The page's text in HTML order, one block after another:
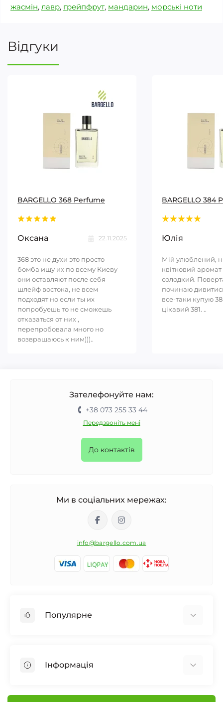
жасмін, лавр, грейпфрут, мандарин, морські ноти
Відгуки
BARGELLO 368 Perfume
Оксана 22.11.2025
368 это не духи это просто
бомба ищу их по всему Киеву
они оставляют после себя
шлейф востока, не всем
подходят но если ты их
попробуешь то не сможешь
отказаться от них ,
перепробовала много но
возвращаюсь к ним)))..
BARGELLO 384
Юлія
Мій улюблений,
квітковий аромат
солодкий.
починаю
все-таки купую
цікавий 381. ..
Зателефонуйте нам:
+38 073 255 33 44
Передзвоніть мені
До контактів
Ми в соціальних мережах:
info@bargello.com.ua
Популярне
Унісекс Парфумерія
Автомобільний ароматизатор
Інформація